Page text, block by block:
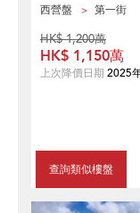
西營盤 第一街
查詢類似樓盤
HK$ 1,200萬
HK$ 1,150萬
上次降價日期 2025